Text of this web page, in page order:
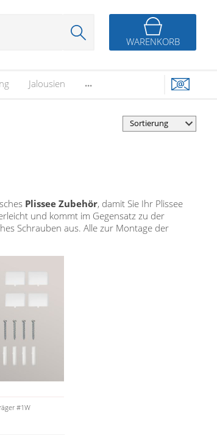
WARENKORB
Jalousien ...
Plissee Zubehör, damit Sie Ihr Plissee
und kommt im Gegensatz zu der
Schrauben aus. Alle zur Montage der
#1W